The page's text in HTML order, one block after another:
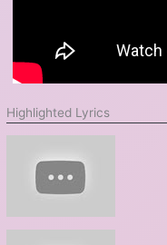
Highlighted Lyrics